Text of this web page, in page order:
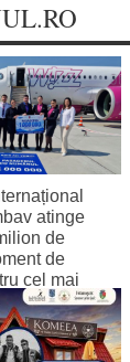
atinge
de
de
cel mai
al țării